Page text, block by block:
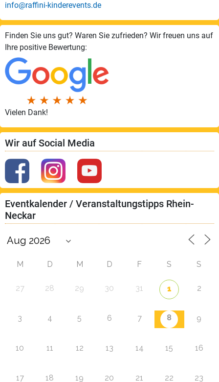
info@raffini-kinderevents.de
Finden Sie uns gut? Waren Sie zufrieden? Wir freuen uns auf
Ihre positive Bewertung:
Vielen Dank!
Wir auf Social Media
Eventkalender / Veranstaltungstipps Rhein-
Neckar
M D M D F S S
27 28 29 30 31 1 2
3 4 5 6 7 8 9
10 11 12 13 14 15 16
17 18 19 20 21 22 23